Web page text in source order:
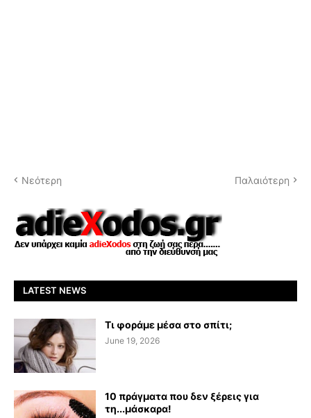
Νεότερη Παλαιότερη
LATEST NEWS
Τι φοράμε μέσα στο σπίτι;
June 19, 2026
10 πράγματα που δεν ξέρεις για
τη...μάσκαρα!